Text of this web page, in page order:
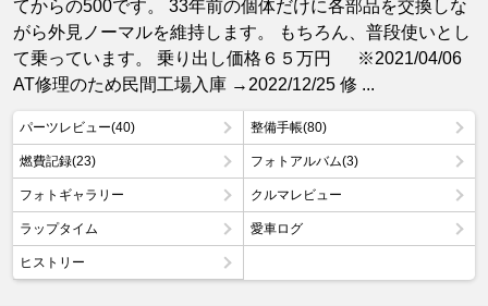
てからの500です。 33年前の個体だけに各部品を交換しな
がら外見ノーマルを維持します。 もちろん、普段使いとし
て乗っています。 乗り出し価格６５万円 ※2021/04/06
AT修理のため民間工場入庫 →2022/12/25 修 ...
パーツレビュー(40) 整備手帳(80)
燃費記録(23) フォトアルバム(3)
フォトギャラリー クルマレビュー
ラップタイム 愛車ログ
ヒストリー